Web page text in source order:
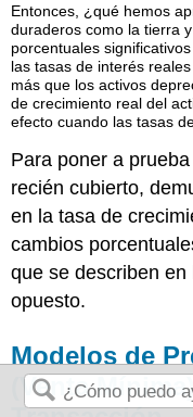
Entonces, ¿qué hemos
duraderos como la tierra
porcentuales
las tasas de interés
más que los activos
de crecimiento real del
efecto cuando las tasas
Para poner a
recién cubierto,
en la tasa de
cambios
que se describen
opuesto.
Modelos de
(Venta